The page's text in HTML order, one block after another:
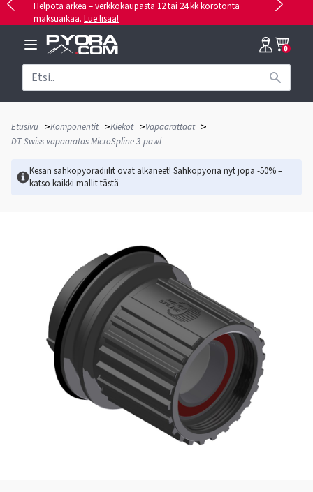
Helpota arkea – verkkokaupasta 12 tai 24 kk korotonta
maksuaikaa. Lue lisää!
0
Etusivu >Komponentit >Kiekot >Vapaarattaat >
DT Swiss vapaaratas MicroSpline 3-pawl
Kesän sähköpyörädiilit ovat alkaneet! Sähköpyöriä nyt jopa -50% –
katso kaikki mallittästä